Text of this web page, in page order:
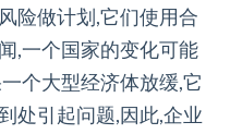
险做计划,它们使用合
,一个国家的变化可能
个大型经济体放缓,它
处引起问题,因此,企业